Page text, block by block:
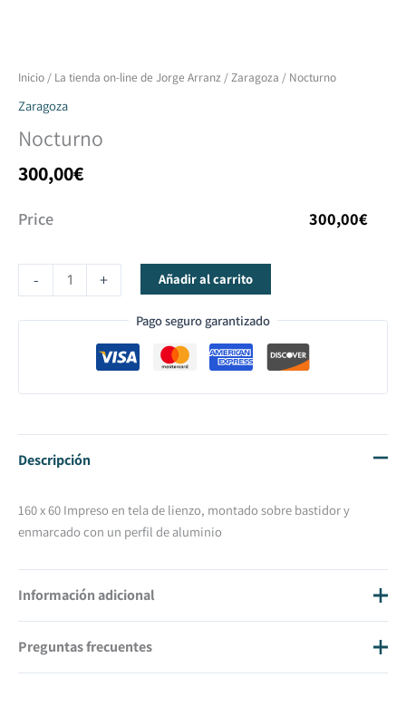
Inicio / La tienda on-line de Jorge Arranz /Zaragoza / Nocturno
Zaragoza
Nocturno
300,00€
Price 300,00€
-
Nocturno
cantidad
+ Añadir al carrito
Pago seguro garantizado
Descripción
160 x 60 Impreso en tela de lienzo, montado sobre bastidor y
enmarcado con un perfil de aluminio
Información adicional
Tamaño
Preguntas frecuentes